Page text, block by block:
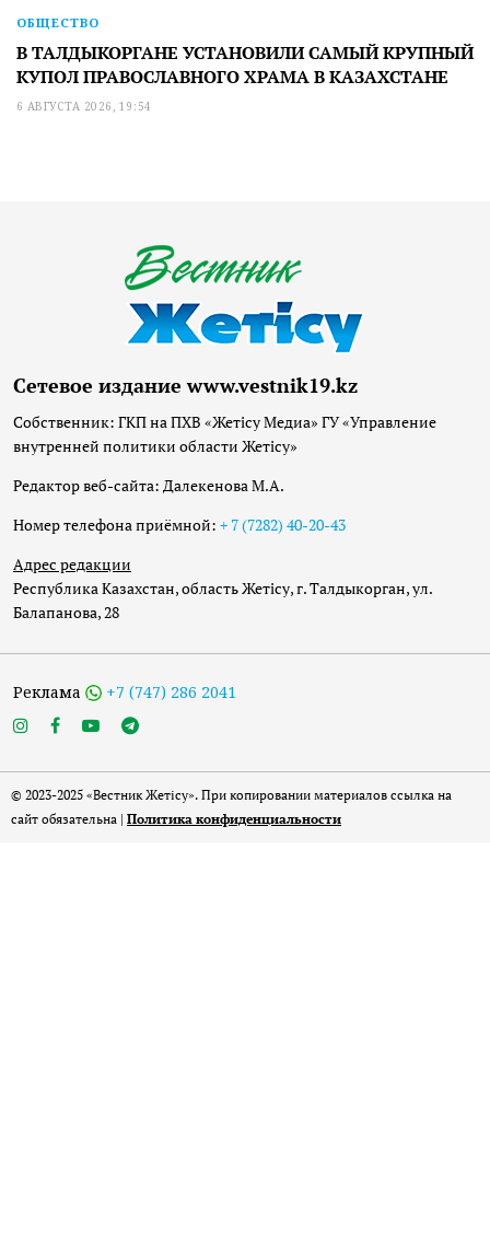
ОБЩЕСТВО
В ТАЛДЫКОРГАНЕ УСТАНОВИЛИ САМЫЙ КРУПНЫЙ
КУПОЛ ПРАВОСЛАВНОГО ХРАМА В КАЗАХСТАНЕ
6 АВГУСТА 2026, 19:54
Сетевое издание www.vestnik19.kz
Собственник: ГКП на ПХВ «Жетісу Медиа» ГУ «Управление
внутренней политики области Жетісу»
Редактор веб-сайта: Далекенова М.А.
Номер телефона приёмной: + 7 (7282) 40-20-43
Адрес редакции
Республика Казахстан, область Жетісу, г. Талдыкорган, ул.
Балапанова, 28
Реклама +7 (747) 286 2041
© 2023-2025 «Вестник Жетісу». При копировании материалов ссылка на
сайт обязательна | Политика конфиденциальности